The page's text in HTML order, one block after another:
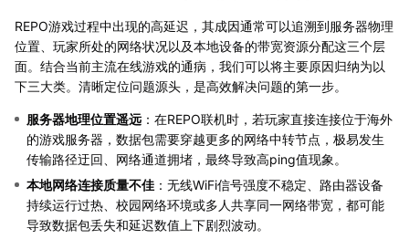
REPO游戏过程中出现的高延迟，其成因通常可以追溯到服务器物理
位置、玩家所处的网络状况以及本地设备的带宽资源分配这三个层
面。结合当前主流在线游戏的通病，我们可以将主要原因归纳为以
下三大类。清晰定位问题源头，是高效解决问题的第一步。
服务器地理位置遥远 ：在REPO联机时，若玩家直接连接位于海外
的游戏服务器，数据包需要穿越更多的网络中转节点，极易发生
传输路径迂回、网络通道拥堵，最终导致高ping值现象。
本地网络连接质量不佳 ：无线WiFi信号强度不稳定、路由器设备
持续运行过热、校园网络环境或多人共享同一网络带宽，都可能
导致数据包丢失和延迟数值上下剧烈波动。